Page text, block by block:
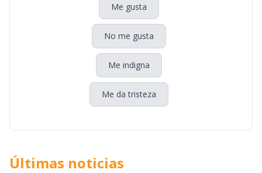
Me gusta
No me gusta
Me indigna
Me da tristeza
Últimas noticias